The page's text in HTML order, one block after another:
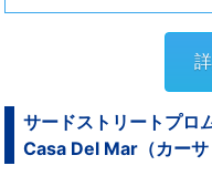
サードストリートプ
Casa Del Mar（カーサ